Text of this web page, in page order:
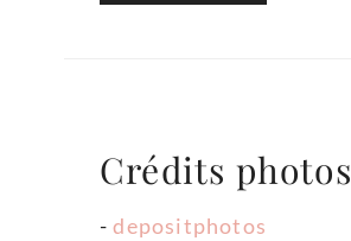
Crédits photos
-depositphotos